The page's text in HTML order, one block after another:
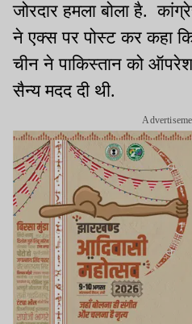
जोरदार हमला बोला है.
ने एक्स पर पोस्ट कर कहा
चीन ने पाकिस्तान को
सैन्य मदद दी थी.